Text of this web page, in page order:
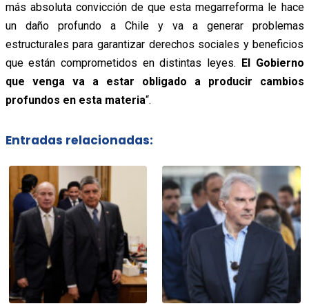
más absoluta convicción de que esta megarreforma le hace
un daño profundo a Chile y va a generar problemas
estructurales para garantizar derechos sociales y beneficios
que están comprometidos en distintas leyes.
El Gobierno
que venga va a estar obligado a producir cambios
profundos en esta materia“.
Entradas relacionadas: